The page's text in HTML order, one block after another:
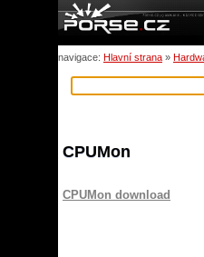
navigace: Hlavní strana »
CPUMon
CPUMon download